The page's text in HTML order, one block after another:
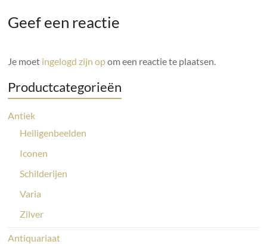
Geef een reactie
Je moet ingelogd zijn opom een reactie te plaatsen.
Productcategorieën
Antiek
Heiligenbeelden
Iconen
Schilderijen
Varia
Zilver
Antiquariaat